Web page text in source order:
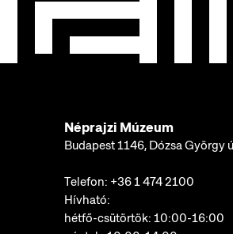
Néprajzi Múzeum
Budapest 1146, Dózsa György
Telefon: +36 1 474 2100
Hívható:
hétfő-csütörtök: 10:00-16:00